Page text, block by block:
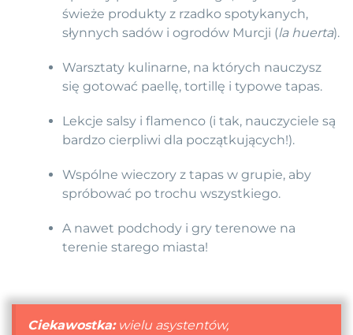
świeże produkty z rzadko spotykanych,
słynnych sadów i ogrodów Murcji (la huerta).
Warsztaty kulinarne, na których nauczysz
się gotować paellę, tortillę i typowe tapas.
Lekcje salsy i flamenco (i tak, nauczyciele są
bardzo cierpliwi dla początkujących!).
Wspólne wieczory z tapas w grupie, aby
spróbować po trochu wszystkiego.
A nawet podchody i gry terenowe na
terenie starego miasta!
Ciekawostka:wielu asystentów,